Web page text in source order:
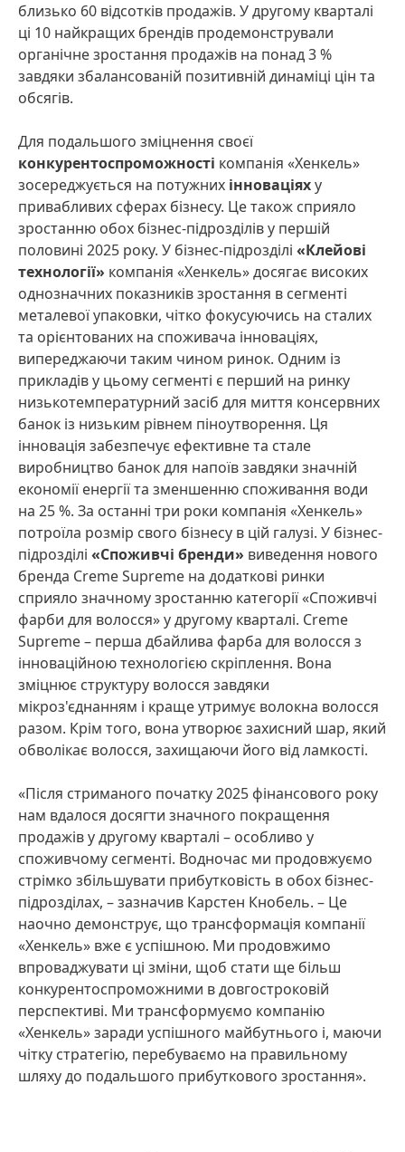
близько 60 відсотків продажів. У другому кварталі
ці 10 найкращих брендів продемонстрували
органічне зростання продажів на понад 3 %
завдяки збалансованій позитивній динаміці цін та
обсягів.
Для подальшого зміцнення своєї
конкурентоспроможності компанія «Хенкель»
зосереджується на потужних інноваціяху
привабливих сферах бізнесу. Це також сприяло
зростанню обох бізнес-підрозділів у першій
половині 2025 року. У бізнес-підрозділі «Клейові
технології» компанія «Хенкель» досягає високих
однозначних показників зростання в сегменті
металевої упаковки, чітко фокусуючись на сталих
та орієнтованих на споживача інноваціях,
випереджаючи таким чином ринок. Одним із
прикладів у цьому сегменті є перший на ринку
низькотемпературний засіб для миття консервних
банок із низьким рівнем піноутворення. Ця
інновація забезпечує ефективне та стале
виробництво банок для напоїв завдяки значній
економії енергії та зменшенню споживання води
на 25 %. За останні три роки компанія «Хенкель»
потроїла розмір свого бізнесу в цій галузі. У бізнес-
підрозділі «Споживчі бренди» виведення нового
бренда Creme Supreme на додаткові ринки
сприяло значному зростанню категорії «Споживчі
фарби для волосся» у другому кварталі. Creme
Supreme – перша дбайлива фарба для волосся з
інноваційною технологією скріплення. Вона
зміцнює структуру волосся завдяки
мікроз'єднанням і краще утримує волокна волосся
разом. Крім того, вона утворює захисний шар, який
обволікає волосся, захищаючи його від ламкості.
«Після стриманого початку 2025 фінансового року
нам вдалося досягти значного покращення
продажів у другому кварталі – особливо у
споживчому сегменті. Водночас ми продовжуємо
стрімко збільшувати прибутковість в обох бізнес-
підрозділах, – зазначив Карстен Кнобель. – Це
наочно демонструє, що трансформація компанії
«Хенкель» вже є успішною. Ми продовжимо
впроваджувати ці зміни, щоб стати ще більш
конкурентоспроможними в довгостроковій
перспективі. Ми трансформуємо компанію
«Хенкель» заради успішного майбутнього і, маючи
чітку стратегію, перебуваємо на правильному
шляху до подальшого прибуткового зростання».